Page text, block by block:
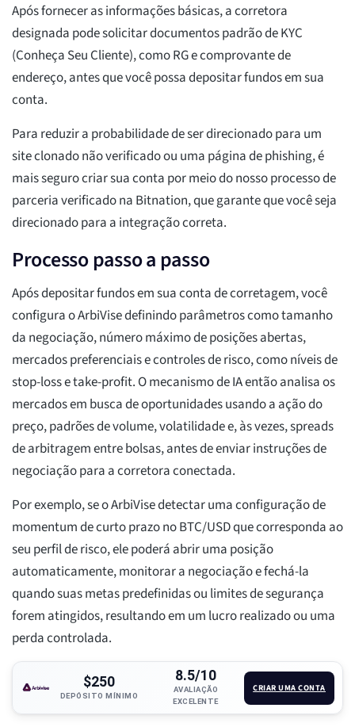
Após fornecer as informações básicas, a corretora
designada pode solicitar documentos padrão de KYC
(Conheça Seu Cliente), como RG e comprovante de
endereço, antes que você possa depositar fundos em sua
conta.
Para reduzir a probabilidade de ser direcionado para um
site clonado não verificado ou uma página de phishing, é
mais seguro criar sua conta por meio do nosso processo de
parceria verificado na Bitnation, que garante que você seja
direcionado para a integração correta.
Processo passo a passo
Após depositar fundos em sua conta de corretagem, você
configura o ArbiVise definindo parâmetros como tamanho
da negociação, número máximo de posições abertas,
mercados preferenciais e controles de risco, como níveis de
stop-loss e take-profit. O mecanismo de IA então analisa os
mercados em busca de oportunidades usando a ação do
preço, padrões de volume, volatilidade e, às vezes, spreads
de arbitragem entre bolsas, antes de enviar instruções de
negociação para a corretora conectada.
Por exemplo, se o ArbiVise detectar uma configuração de
momentum de curto prazo no BTC/USD que corresponda ao
seu perfil de risco, ele poderá abrir uma posição
automaticamente, monitorar a negociação e fechá-la
quando suas metas predefinidas ou limites de segurança
forem atingidos, resultando em um lucro realizado ou uma
perda controlada.
$250
DEPÓSITO MÍNIMO
8.5/10
AVALIAÇÃO
EXCELENTE
CRIAR UMA CONTA